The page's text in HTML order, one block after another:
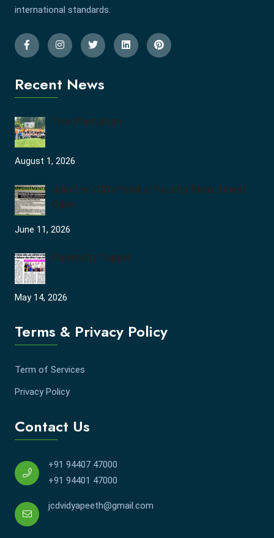
international standards.
Recent News
Tree Plantation
August 1, 2026
Join the JCDV Family | Faculty Recruitment
Open
June 11, 2026
University Topper
May 14, 2026
Terms & Privacy Policy
Term of Services
Privacy Policy
Contact Us
+91 94407 47000
+91 94401 47000
jcdvidyapeeth@gmail.com